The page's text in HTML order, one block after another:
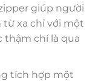
giúp người
xa chỉ với một
thậm chí là qua
tích hợp một